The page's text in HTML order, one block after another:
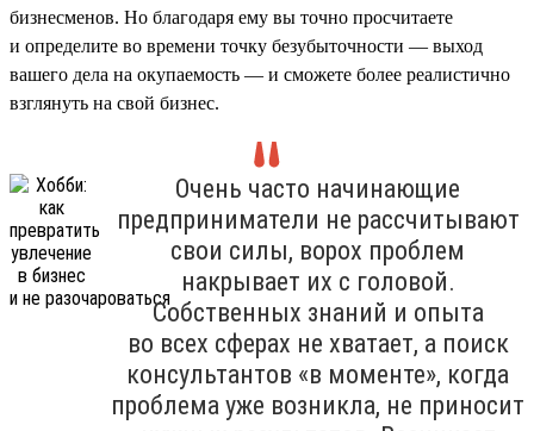
бизнесменов. Но благодаря ему вы точно просчитаете
и определите во времени точку безубыточности — выход
вашего дела на окупаемость — и сможете более реалистично
взглянуть на свой бизнес.
Очень часто начинающие
предприниматели не рассчитывают
свои силы, ворох проблем
накрывает их с головой.
Собственных знаний и опыта
во всех сферах не хватает, а поиск
консультантов «в моменте», когда
проблема уже возникла, не приносит